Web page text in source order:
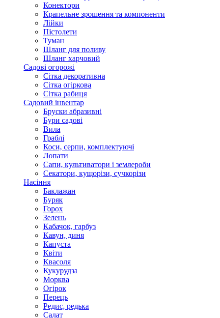
Конектори
Крапельне зрошення та компоненти
Лійки
Пістолети
Туман
Шланг для поливу
Шланг харчовий
Садові огорожі
Сітка декоративна
Сітка огіркова
Сітка рабиця
Садовий інвентар
Бруски абразивні
Бури садові
Вила
Граблі
Коси, серпи, комплектуючі
Лопати
Сапи, культиватори і землероби
Секатори, кущорізи, сучкорізи
Насіння
Баклажан
Буряк
Горох
Зелень
Кабачок, гарбуз
Кавун, диня
Капуста
Квіти
Квасоля
Кукурудза
Морква
Огірок
Перець
Редис, редька
Салат